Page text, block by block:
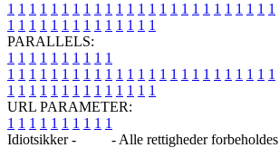
1 1 1 1 1 1 1 1 1 1 1 1 1 1 1 1 1 1 1 1 1 1 1 1 1
1 1 1 1 1 1 1 1 1 1 1 1 1 1
PARALLELS:
1 1 1 1 1 1 1 1 1 1
1 1 1 1 1 1 1 1 1 1 1 1 1 1 1 1 1 1 1 1 1 1 1 1 1
1 1 1 1 1 1 1 1 1 1 1 1 1 1
URL PARAMETER:
1 1 1 1 1 1 1 1 1 1
Idiotsikker -
- Alle rettigheder forbeholdes